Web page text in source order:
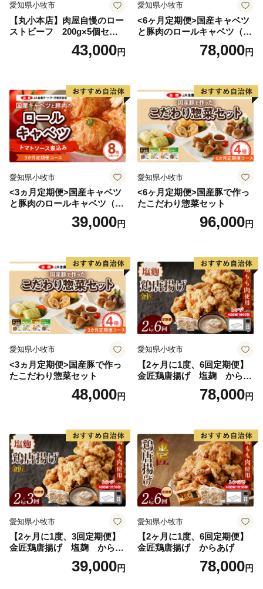
愛知県小牧市
【丸小本店】肉屋自慢のロー
ストビーフ 200g×5個セッ
43,000円
愛知県小牧市
<6ヶ月定期便>国産キャベツ
と豚肉のロールキャベツ（4P
78,000円
愛知県小牧市
<3ヵ月定期便>国産キャベツ
と豚肉のロールキャベツ（4P
39,000円
愛知県小牧市
<6ヶ月定期便>国産豚で作っ
たこだわり惣菜セット
96,000円
愛知県小牧市
<3ヵ月定期便>国産豚で作っ
たこだわり惣菜セット
48,000円
愛知県小牧市
【2ヶ月に1度、6回定期便】
金匠鶏唐揚げ 塩麹 からあ
78,000円
愛知県小牧市
【2ヶ月に1度、3回定期便】
金匠鶏唐揚げ 塩麹 からあ
39,000円
愛知県小牧市
【2ヶ月に1度、6回定期便】
金匠鶏唐揚げ からあげ
78,000円